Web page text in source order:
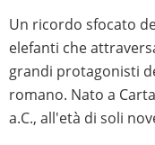
Un ricordo sfocato
elefanti che
grandi protagonisti
romano. Nato a
a.C., all'età di soli